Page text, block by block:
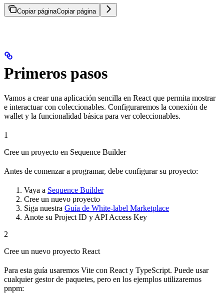
Copiar páginaCopiar página
Primeros pasos
Vamos a crear una aplicación sencilla en React que permita mostrar
e interactuar con coleccionables. Configuraremos la conexión de
wallet y la funcionalidad básica para ver coleccionables.
1
Cree un proyecto en Sequence Builder
Antes de comenzar a programar, debe configurar su proyecto:
Vaya a Sequence Builder
Cree un nuevo proyecto
Siga nuestra Guía de White-label Marketplace
Anote su Project ID y API Access Key
2
Cree un nuevo proyecto React
Para esta guía usaremos Vite con React y TypeScript. Puede usar
cualquier gestor de paquetes, pero en los ejemplos utilizaremos
pnpm: